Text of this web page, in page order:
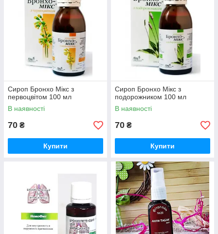
Сироп Бронхо Мікс з
первоцвітом 100 мл
В наявності
70 ₴
Купити
Сироп Бронхо Мікс з
подорожником 100 мл
В наявності
70 ₴
Купити